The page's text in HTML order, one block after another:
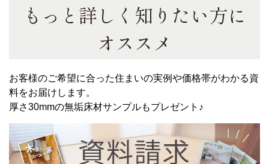
もっと詳しく知りたい方に
オススメ
お客様のご希望に合った住まいの実例や価格帯がわかる資
料をお届けします。
厚さ30mmの無垢床材サンプルもプレゼント♪